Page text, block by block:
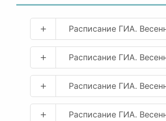
+ Расписание ГИА.
+ Расписание ГИА.
+ Расписание ГИА.
+ Расписание ГИА.